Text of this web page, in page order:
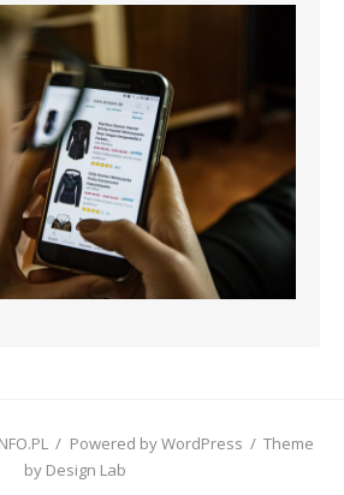
/ Powered by WordPress / Theme
by Design Lab